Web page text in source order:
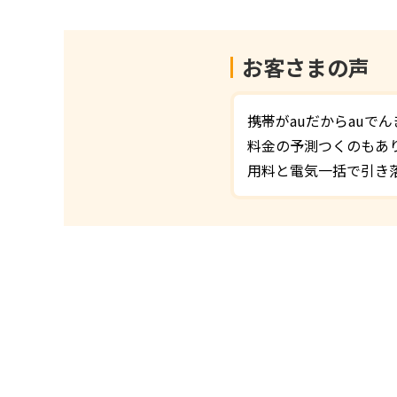
お客さまの声
携帯がauだからauで
料金の予測つくのもあ
用料と電気一括で引き